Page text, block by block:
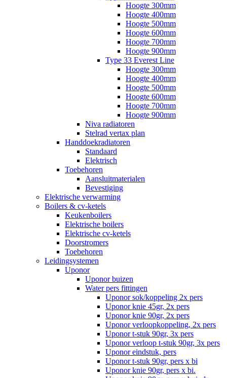
Hoogte 300mm
Hoogte 400mm
Hoogte 500mm
Hoogte 600mm
Hoogte 700mm
Hoogte 900mm
Type 33 Everest Line
Hoogte 300mm
Hoogte 400mm
Hoogte 500mm
Hoogte 600mm
Hoogte 700mm
Hoogte 900mm
Niva radiatoren
Stelrad vertax plan
Handdoekradiatoren
Standaard
Elektrisch
Toebehoren
Aansluitmaterialen
Bevestiging
Elektrische verwarming
Boilers & cv-ketels
Keukenboilers
Elektrische boilers
Elektrische cv-ketels
Doorstromers
Toebehoren
Leidingsystemen
Uponor
Uponor buizen
Water pers fittingen
Uponor sok/koppeling 2x pers
Uponor knie 45gr, 2x pers
Uponor knie 90gr, 2x pers
Uponor verloopkoppeling, 2x pers
Uponor t-stuk 90gr, 3x pers
Uponor verloop t-stuk 90gr, 3x pers
Uponor eindstuk, pers
Uponor t-stuk 90gr, pers x bi
Uponor knie 90gr, pers x bi.